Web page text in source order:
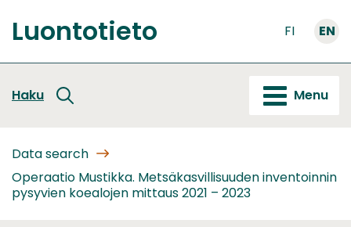
to
content
Front
Luontotieto FI EN
Haku Menu
Data search
Operaatio Mustikka. Metsäkasvillisuuden inventoinnin
pysyvien koealojen mittaus 2021 – 2023